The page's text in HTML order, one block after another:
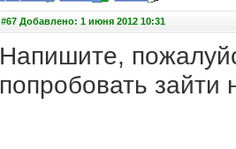
#67 Добавлено: 1 июня 2012 10:31
Напишите,
попробовать зайти